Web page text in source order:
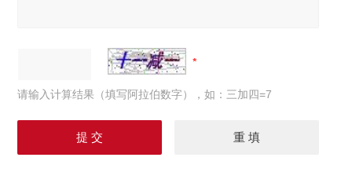
请输入计算结果（填写阿拉伯数字），如：三加四=7